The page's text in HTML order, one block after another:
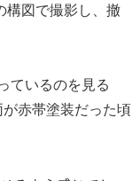
構図で撮影し、撤
ているのを見る
赤帯塗装だった頃